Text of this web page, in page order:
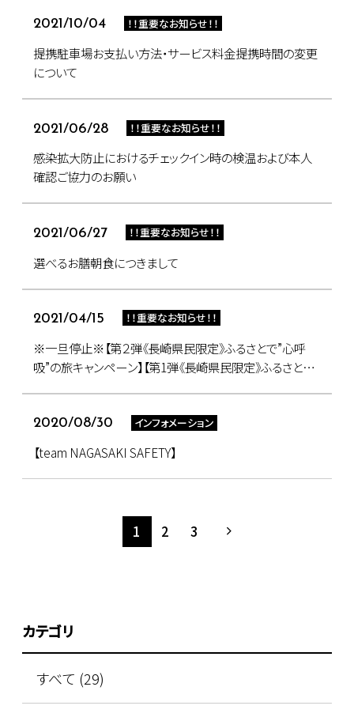
2021/10/04 ！！重要なお知らせ！！
提携駐車場お支払い方法・サービス料金提携時間の変更
について
2021/06/28 ！！重要なお知らせ！！
感染拡大防止におけるチェックイン時の検温および本人
確認ご協力のお願い
2021/06/27 ！！重要なお知らせ！！
選べるお膳朝食につきまして
2021/04/15 ！！重要なお知らせ！！
※一旦停止※【第２弾《長崎県民限定》ふるさとで”心呼
吸”の旅キャンペーン】【第1弾《長崎県民限定》ふるさと
2020/08/30 インフォメーション
【team NAGASAKI SAFETY】
1 2 3
カテゴリ
すべて (29)